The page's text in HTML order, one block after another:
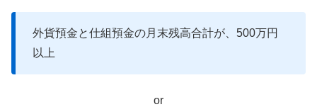
外貨預金と仕組預金の月末残高合計が、500万円
以上
or